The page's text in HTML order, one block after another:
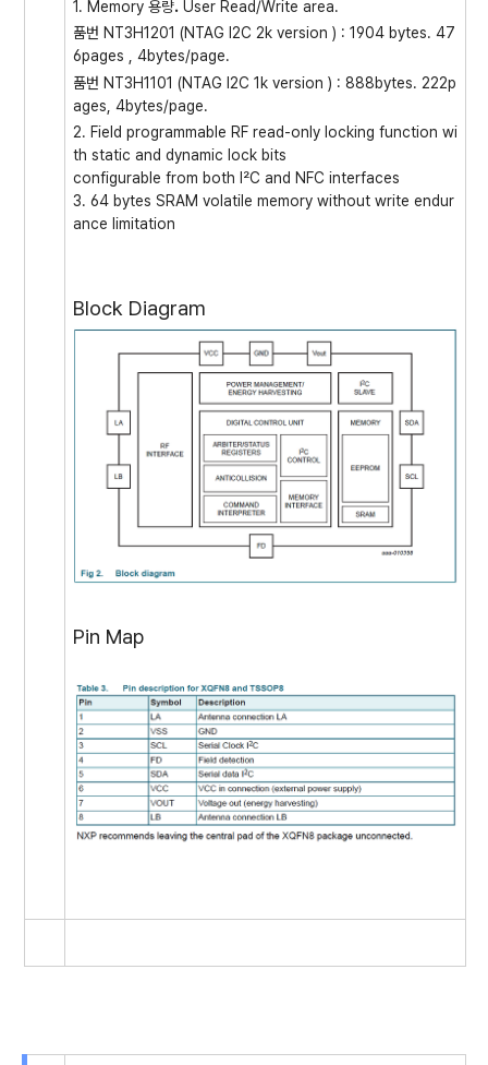
1. Memory 용량. User Read/Write area.
품번 NT3H1201 (NTAG I2C 2k version ) : 1904 bytes. 47
6pages , 4bytes/page.
품번 NT3H1101 (NTAG I2C 1k version ) : 888bytes. 222p
ages, 4bytes/page.
2. Field programmable RF read-only locking function wi
th static and dynamic lock bits
configurable from both I²C and NFC interfaces
3. 64 bytes SRAM volatile memory without write endur
ance limitation
Block Diagram
Pin Map